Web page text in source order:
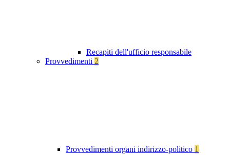
Recapiti dell'ufficio responsabile
Provvedimenti 2
Provvedimenti organi indirizzo-politico 1